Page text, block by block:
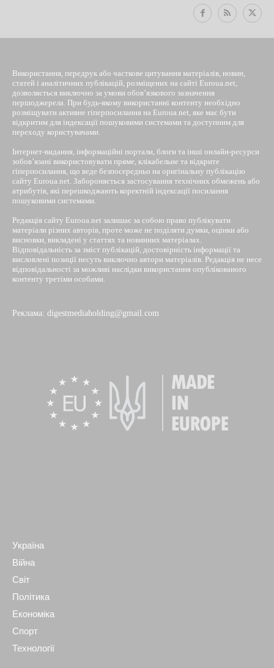
Використання, передрук або часткове цитування матеріалів, новин,
статей і аналітичних публікацій, розміщених на сайті Euroua.net,
дозволяється виключно за умови обов’язкового зазначення
першоджерела. При будь-якому використанні контенту необхідно
розміщувати активне гіперпосилання на Euroua.net, яке має бути
відкритим для індексації пошуковими системами та доступним для
переходу користувачами.
Інтернет-видання, інформаційні портали, блоги та інші онлайн-ресурси
зобов’язані використовувати пряме, клікабельне та відкрите
гіперпосилання, що веде безпосередньо на оригінальну публікацію
сайту Euroua.net. Забороняється застосування технічних обмежень або
атрибутів, які перешкоджають коректній індексації посилання
пошуковими системами.
Редакція сайту Euroua.net залишає за собою право публікувати
матеріали різних авторів, проте може не поділяти думки, оцінки або
висновки, викладені у статтях та новинних матеріалах.
Відповідальність за зміст публікацій, достовірність інформації та
висловлені позиції несуть виключно автори матеріалів. Редакція не несе
відповідальності за можливі наслідки використання опублікованого
контенту третіми особами.
Реклама: digestmediaholding@gmail.com
Україна
Війна
Світ
Політика
Економіка
Спорт
Технології